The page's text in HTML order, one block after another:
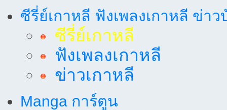
ซีรี่ย์เกาหลี ฟังเพลงเกาหลี ข่าว
ซีรี่ย์เกาหลี
ฟังเพลงเกาหลี
ข่าวเกาหลี
Manga การ์ตูน